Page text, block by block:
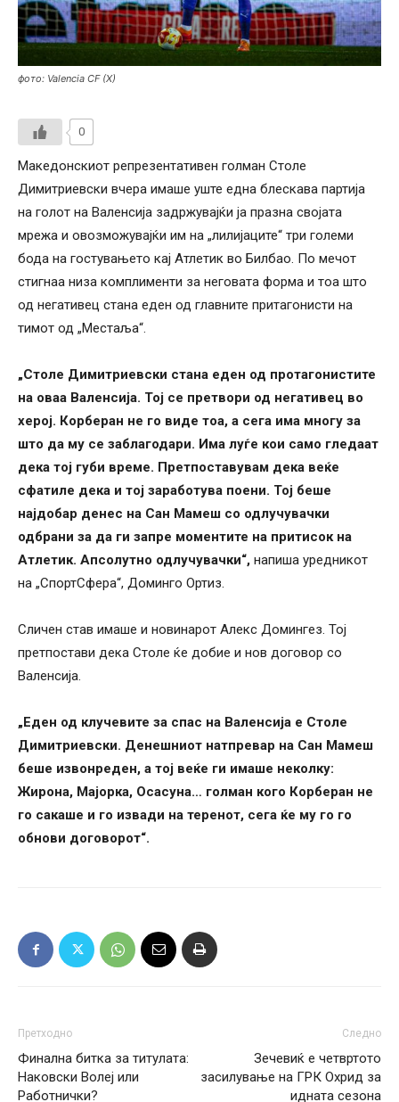
фото: Valencia CF (X)
0
Македонскиот репрезентативен голман Столе
Димитриевски вчера имаше уште една блескава партија
на голот на Валенсија задржувајќи ја празна својата
мрежа и овозможувајќи им на „лилијаците“ три големи
бода на гостувањето кај Атлетик во Билбао. По мечот
стигнаа низа комплименти за неговата форма и тоа што
од негативец стана еден од главните притагонисти на
тимот од „Местаља“.
„Столе Димитриевски стана еден од протагонистите
на оваа Валенсија. Тој се претвори од негативец во
херој. Корберан не го виде тоа, а сега има многу за
што да му се заблагодари. Има луѓе кои само гледаат
дека тој губи време. Претпоставувам дека веќе
сфатиле дека и тој заработува поени. Тој беше
најдобар денес на Сан Мамеш со одлучувачки
одбрани за да ги запре моментите на притисок на
Атлетик. Апсолутно одлучувачки“, напиша уредникот
на „СпортСфера“, Доминго Ортиз.
Сличен став имаше и новинарот Алекс Домингез. Тој
претпостави дека Столе ќе добие и нов договор со
Валенсија.
„Еден од клучевите за спас на Валенсија е Столе
Димитриевски. Денешниот натпревар на Сан Мамеш
беше извонреден, а тој веќе ги имаше неколку:
Жирона, Мајорка, Осасуна… голман кого Корберан не
го сакаше и го извади на теренот, сега ќе му го го
обнови договорот“.
Претходно
Финална битка за титулата:
Наковски Волеј или
Работнички?
Следно
Зечевиќ е четвртото
засилување на ГРК Охрид за
идната сезона